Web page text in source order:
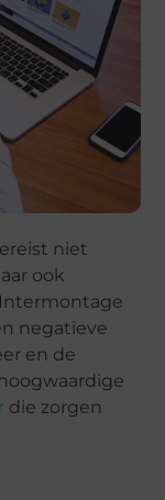
niet
ook
negatieve
en de
die zorgen